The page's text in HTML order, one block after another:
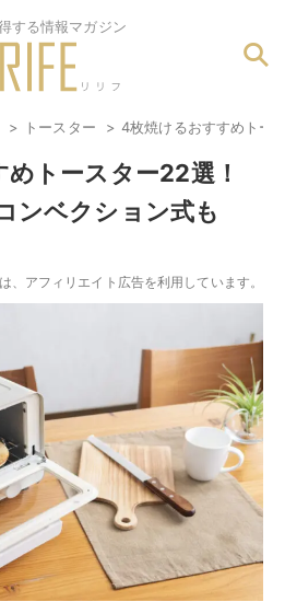
する情報マガジン
トースター 4枚焼けるおすすめトー
トースター22選！
ンベクション式も
、アフィリエイト広告を利用しています。